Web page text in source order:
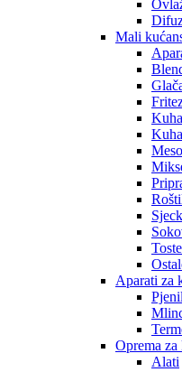
Mali
Aparati za
Oprema
Alati